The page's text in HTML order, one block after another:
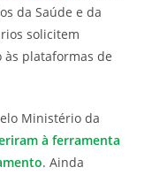
da Saúde e da
solicitem
plataformas de
Ministério da
à ferramenta
. Ainda